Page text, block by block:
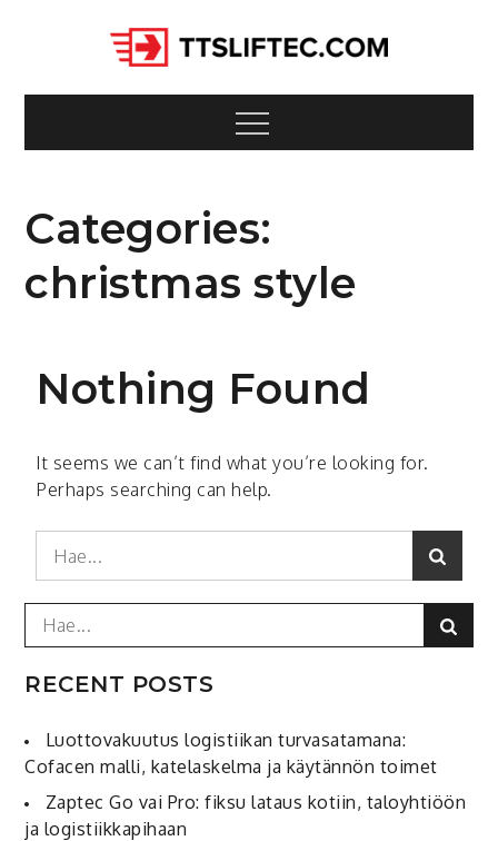
Logistiikka eli materiaalin matka
maailmalle
Menu
Categories:
christmas style
Nothing Found
It seems we can’t find what you’re looking for.
Perhaps searching can help.
for:
Search
for:
RECENT POSTS
Luottovakuutus logistiikan turvasatamana:
Cofacen malli, katelaskelma ja käytännön toimet
Zaptec Go vai Pro: fiksu lataus kotiin, taloyhtiöön
ja logistiikkapihaan